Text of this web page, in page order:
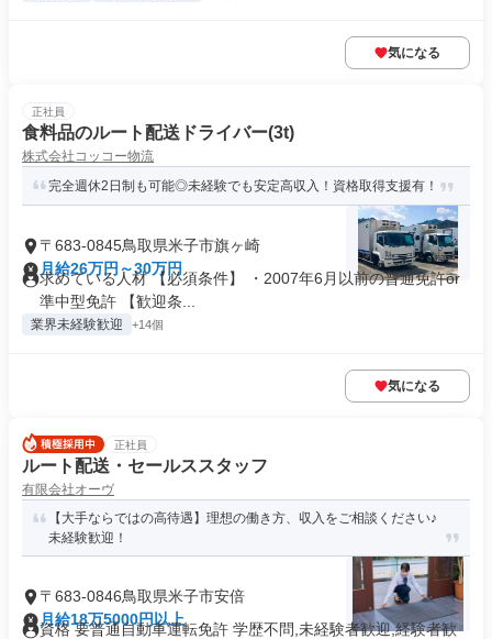
気になる
正社員
食料品のルート配送ドライバー(3t)
株式会社コッコー物流
完全週休2日制も可能◎未経験でも安定高収入！資格取得支援有！
〒683-0845鳥取県米子市旗ヶ崎
月給26万円～30万円
求めている人材 【必須条件】 ・2007年6月以前の普通免許or
準中型免許 【歓迎条...
業界未経験歓迎 +14個
気になる
正社員
ルート配送・セールススタッフ
有限会社オーヴ
【大手ならではの高待遇】理想の働き方、収入をご相談ください♪
未経験歓迎！
〒683-0846鳥取県米子市安倍
月給18万5000円以上
資格 要普通自動車運転免許 学歴不問,未経験者歓迎,経験者歓